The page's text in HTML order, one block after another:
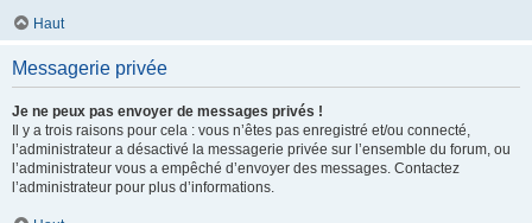
Haut
Messagerie privée
Je ne peux pas envoyer de messages privés !
Il y a trois raisons pour cela : vous n’êtes pas enregistré et/ou connecté,
l’administrateur a désactivé la messagerie privée sur l’ensemble du forum, ou
l’administrateur vous a empêché d’envoyer des messages. Contactez
l’administrateur pour plus d’informations.